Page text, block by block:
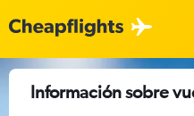
Información sobre